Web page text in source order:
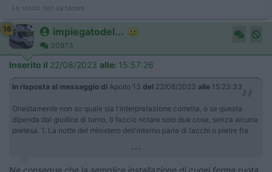
Lo stolto non sa tacere
16 impiegatodel...
30973
Inserito il 22/08/2023 alle: 15:57:26
In risposta al messaggio di Apollo 13 del 22/08/2023 alle 15:23:33
Onestamente non so quale sia l'interpretazione corretta, o se questa
dipenda dal giudice di turno, ti faccio notare solo due cose, senza alcuna
pretesa. 1. La notte del ministero dell'interno parla di tacchi o pietre fra
...
Ne consegue che la semplice installazione di cunei ferma ruota